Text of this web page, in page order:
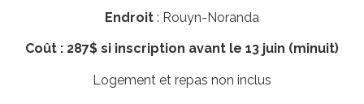
Endroit : Rouyn-Noranda
Coût : 287$ si inscription avant le 13 juin (minuit)
Logement et repas non inclus